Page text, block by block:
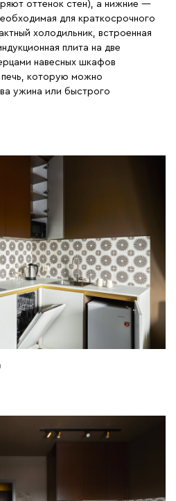
оттенок стен), а нижние —
для краткосрочного
холодильник, встроенная
плита на две
навесных шкафов
печь, которую можно
ужина или быстрого